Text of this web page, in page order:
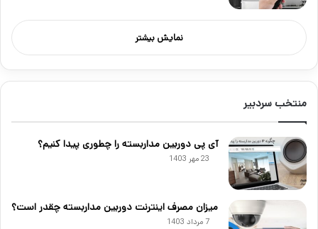
نمایش بیشتر
منتخب سردبیر
آی پی دوربین مداربسته را چطوری پیدا کنیم؟
23 مهر 1403
میزان مصرف اینترنت دوربین مداربسته چقدر است؟
7 مرداد 1403